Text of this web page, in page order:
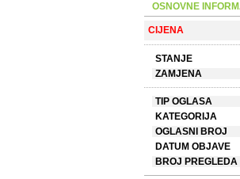
OSNOVNE
CIJENA
STANJE
ZAMJENA
TIP OGLASA
KATEGORIJA
OGLASNI BROJ
DATUM OBJAVE
BROJ PREGLEDA